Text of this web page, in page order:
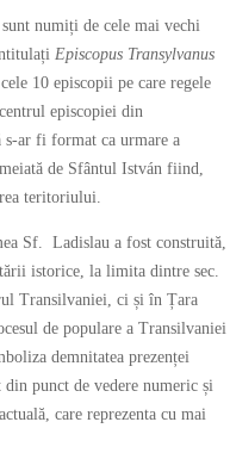
numiți de cele mai vechi
Episcopus Transylvanus
10 episcopii pe care regele
episcopiei din
ar fi format ca urmare a
de Sfântul István fiind,
teritoriului.
Sf. Ladislau a fost construită,
istorice, la limita dintre sec.
Transilvaniei, ci și în Țara
de populare a Transilvaniei
demnitatea prezenței
punct de vedere numeric și
care reprezenta cu mai